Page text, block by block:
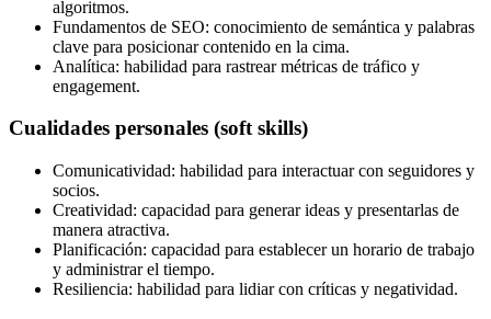
algoritmos.
Fundamentos de SEO: conocimiento de semántica y palabras
clave para posicionar contenido en la cima.
Analítica: habilidad para rastrear métricas de tráfico y
engagement.
Cualidades personales (soft skills)
Comunicatividad: habilidad para interactuar con seguidores y
socios.
Creatividad: capacidad para generar ideas y presentarlas de
manera atractiva.
Planificación: capacidad para establecer un horario de trabajo
y administrar el tiempo.
Resiliencia: habilidad para lidiar con críticas y negatividad.